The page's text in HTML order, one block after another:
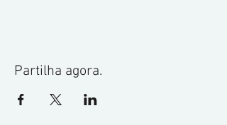
Partilha agora.